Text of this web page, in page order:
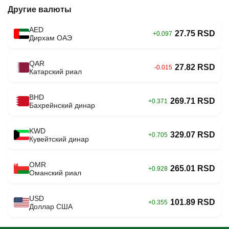
Другие валюты
AED
Дирхам ОАЭ
+0.097 27.75 RSD
QAR
Катарский риал
-0.015 27.82 RSD
BHD
Бахрейнский динар
+0.371 269.71 RSD
KWD
Кувейтский динар
+0.705 329.07 RSD
OMR
Оманский риал
+0.928 265.01 RSD
USD
Доллар США
+0.355 101.89 RSD